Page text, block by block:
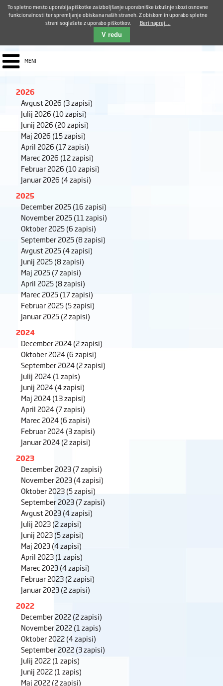
E-pošta ZUDV
Iskalnik
MENI
2026
Avgust 2026 (3 zapisi)
Julij 2026 (10 zapisi)
Junij 2026 (20 zapisi)
Maj 2026 (15 zapisi)
April 2026 (17 zapisi)
Marec 2026 (12 zapisi)
Februar 2026 (10 zapisi)
Januar 2026 (4 zapisi)
2025
December 2025(16 zapisi)
November 2025(11 zapisi)
Oktober 2025(6 zapisi)
September 2025(8 zapisi)
Avgust 2025(4 zapisi)
Junij 2025(8 zapisi)
Maj 2025(7 zapisi)
April 2025(8 zapisi)
Marec 2025(17 zapisi)
Februar 2025(5 zapisi)
Januar 2025(2 zapisi)
2024
December 2024(2 zapisi)
Oktober 2024(6 zapisi)
September 2024(2 zapisi)
Julij 2024(1 zapis)
Junij 2024(4 zapisi)
Maj 2024(13 zapisi)
April 2024(7 zapisi)
Marec 2024(6 zapisi)
Februar 2024(3 zapisi)
Januar 2024(2 zapisi)
2023
December 2023(7 zapisi)
November 2023(4 zapisi)
Oktober 2023(5 zapisi)
September 2023(7 zapisi)
Avgust 2023(4 zapisi)
Julij 2023(2 zapisi)
Junij 2023(5 zapisi)
Maj 2023(4 zapisi)
April 2023(1 zapis)
Marec 2023(4 zapisi)
Februar 2023(2 zapisi)
Januar 2023(2 zapisi)
2022
December 2022(2 zapisi)
November 2022(1 zapis)
Oktober 2022(4 zapisi)
September 2022(3 zapisi)
Julij 2022(1 zapis)
Junij 2022(1 zapis)
Maj 2022(2 zapisi)
To spletno mesto uporablja piškotke za izboljšanje uporabniške izkušnje skozi osnovne
funkcionalnosti ter spremljanje obiska na naših straneh. Z obiskom in uporabo spletne
strani soglašete z uporabo piškotkov.
Beri naprej ...
V redu